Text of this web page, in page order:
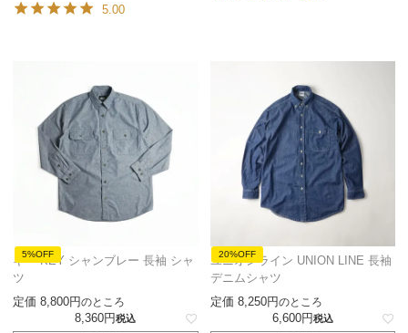
5.00
5%OFF
キー KEY シャンブレー 長袖 シャ
ツ
定価 8,800 のところ
8,360 税込
20%OFF
ユニオンライン UNION LINE 長袖
デニムシャツ
定価 8,250 のところ
6,600 税込